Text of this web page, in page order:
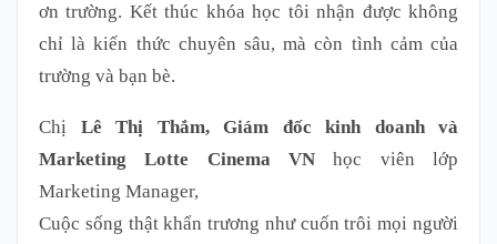
ơn trường. Kết thúc khóa học tôi nhận được không
chỉ là kiến thức chuyên sâu, mà còn tình cảm của
trường và bạn bè.
Chị Lê Thị Thắm, Giám đốc kinh doanh và
Marketing Lotte Cinema VNhọc viên lớp
Marketing Manager,
Cuộc sống thật khẩn trương như cuốn trôi mọi người